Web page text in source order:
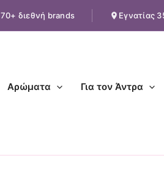
70+ διεθνή brands Εγνατίας
Αρώματα Για τον Άντρα
ROSE
3D